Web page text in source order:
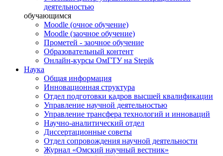
деятельностью
обучающимся
Moodle (очное обучение)
Moodle (заочное обучение)
Прометей - заочное обучение
Образовательный контент
Онлайн-курсы ОмГТУ на Stepik
Наука
Общая информация
Инновационная структура
Отдел подготовки кадров высшей квалификации
Управление научной деятельностью
Управление трансфера технологий и инноваций
Научно-аналитический отдел
Диссертационные советы
Отдел сопровождения научной деятельности
Журнал «Омский научный вестник»